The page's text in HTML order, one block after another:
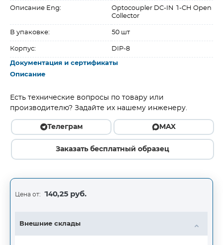
Описание Eng:
Optocoupler DC-IN 1-CH Open
Collector
В упаковке: 50 шт
Корпус: DIP-8
Документация и сертификаты
Описание
Есть технические вопросы по товару или
производителю? Задайте их нашему инженеру.
Телеграм MAX
Заказать бесплатный образец
Цена от: 140,25 руб.
Внешние склады